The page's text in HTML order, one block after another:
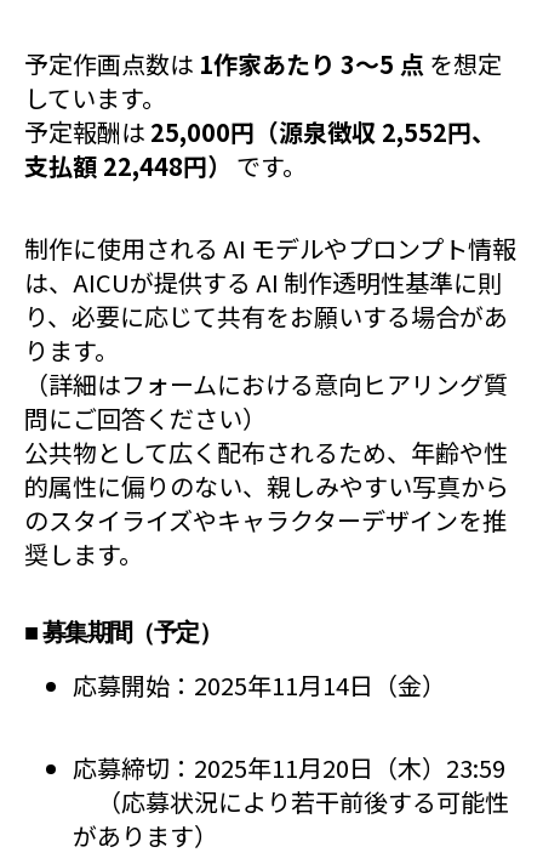
予定作画点数は 1作家あたり 3〜5 点 を想定
しています。
予定報酬は 25,000円（源泉徴収 2,552円、
支払額 22,448円）
です。
制作に使用される AI モデルやプロンプト情報
は、AICUが提供する AI 制作透明性基準に則
り、必要に応じて共有をお願いする場合があ
ります。
（詳細はフォームにおける意向ヒアリング質
問にご回答ください）
公共物として広く配布されるため、年齢や性
的属性に偏りのない、親しみやすい写真から
のスタイライズやキャラクターデザインを推
奨します。
■ 募集期間（予定）
応募開始：2025年11月14日（金）
応募締切：2025年11月20日（木）23:59
（応募状況により若干前後する可能性
があります）